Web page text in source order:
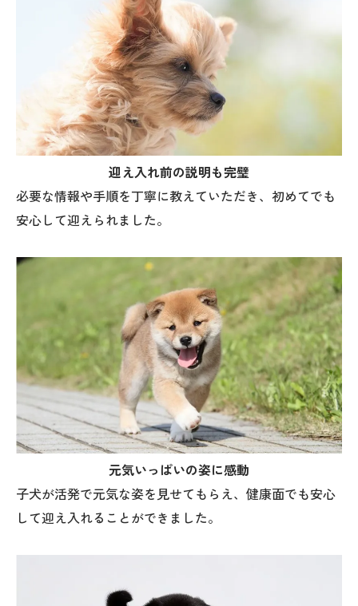
迎え入れ前の説明も完璧
必要な情報や手順を丁寧に教えていただき、初めてでも
安心して迎えられました。
元気いっぱいの姿に感動
子犬が活発で元気な姿を見せてもらえ、健康面でも安心
して迎え入れることができました。